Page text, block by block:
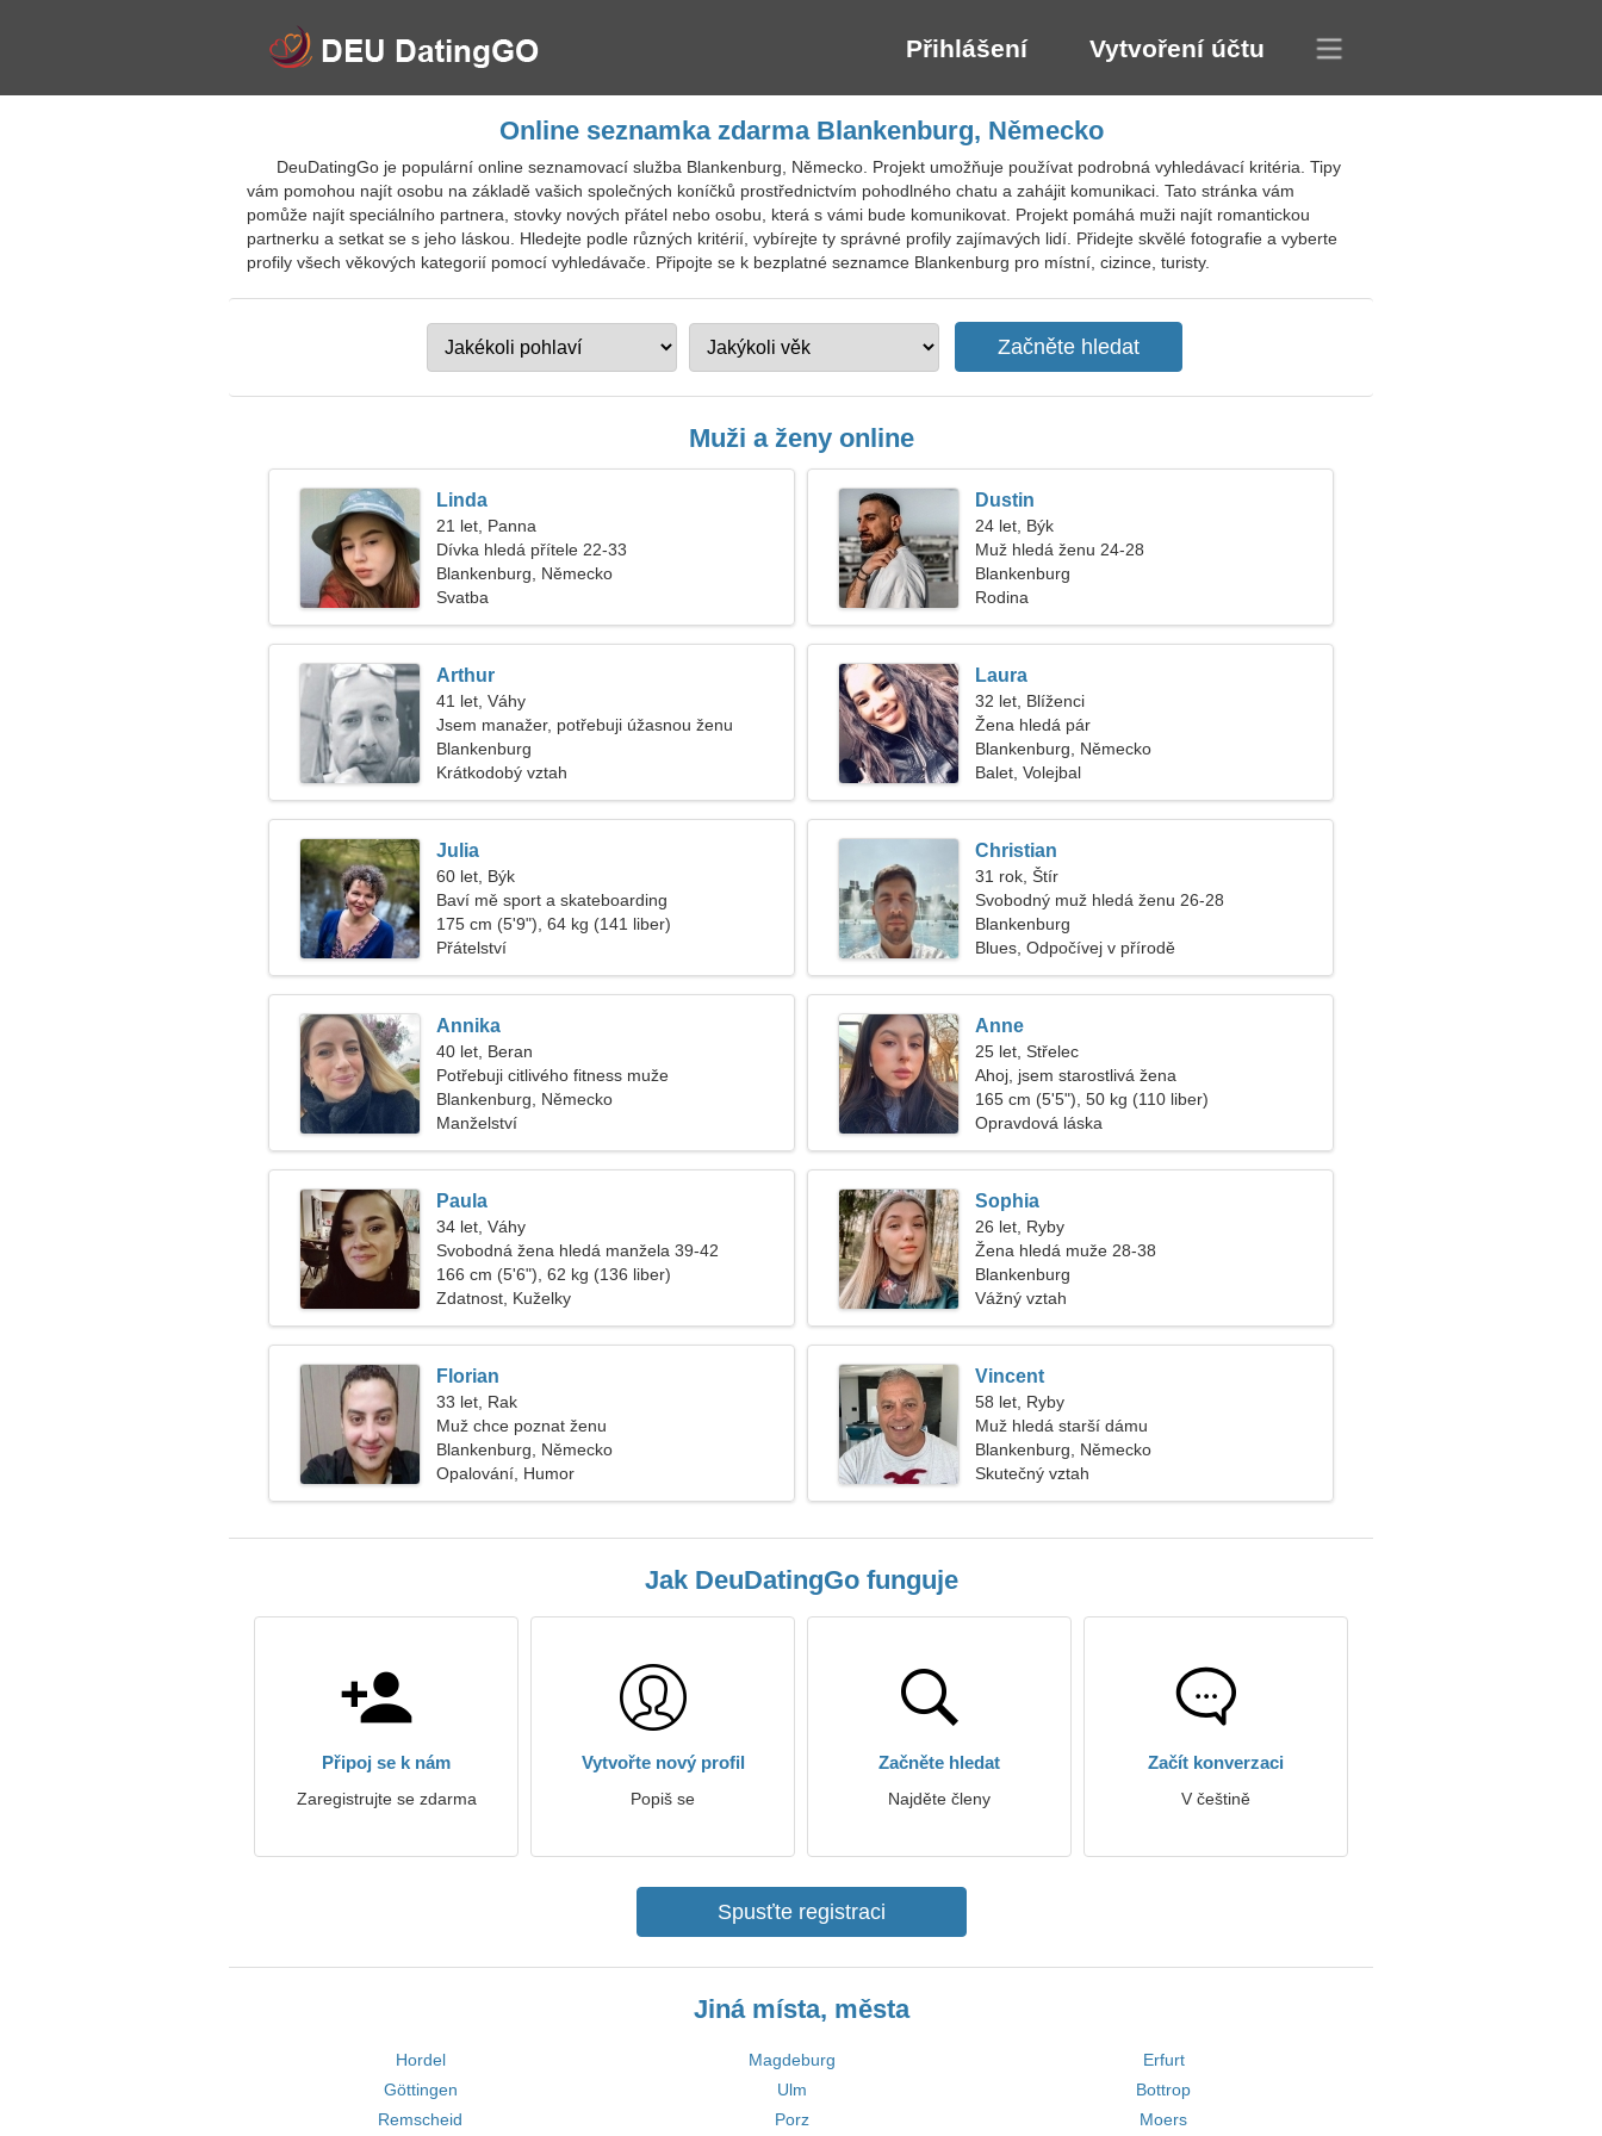
Přihlášení Vytvoření účtu
Online seznamka zdarma Blankenburg, Německo
DeuDatingGo je populární online seznamovací služba Blankenburg, Německo. Projekt umožňuje používat podrobná vyhledávací kritéria. Tipy
vám pomohou najít osobu na základě vašich společných koníčků prostřednictvím pohodlného chatu a zahájit komunikaci. Tato stránka vám
pomůže najít speciálního partnera, stovky nových přátel nebo osobu, která s vámi bude komunikovat. Projekt pomáhá muži najít romantickou
partnerku a setkat se s jeho láskou. Hledejte podle různých kritérií, vybírejte ty správné profily zajímavých lidí. Přidejte skvělé fotografie a vyberte
profily všech věkových kategorií pomocí vyhledávače. Připojte se k bezplatné seznamce Blankenburg pro místní, cizince, turisty.
Muži a ženy online
Linda
21 let, Panna
Dívka hledá přítele 22-33
Blankenburg, Německo
Svatba
Dustin
24 let, Býk
Muž hledá ženu 24-28
Blankenburg
Rodina
Arthur
41 let, Váhy
Jsem manažer, potřebuji úžasnou ženu
Blankenburg
Krátkodobý vztah
Laura
32 let, Blíženci
Žena hledá pár
Blankenburg, Německo
Balet, Volejbal
Julia
60 let, Býk
Baví mě sport a skateboarding
175 cm (5'9"), 64 kg (141 liber)
Přátelství
Christian
31 rok, Štír
Svobodný muž hledá ženu 26-28
Blankenburg
Blues, Odpočívej v přírodě
Annika
40 let, Beran
Potřebuji citlivého fitness muže
Blankenburg, Německo
Manželství
Anne
25 let, Střelec
Ahoj, jsem starostlivá žena
165 cm (5'5"), 50 kg (110 liber)
Opravdová láska
Paula
34 let, Váhy
Svobodná žena hledá manžela 39-42
166 cm (5'6"), 62 kg (136 liber)
Zdatnost, Kuželky
Sophia
26 let, Ryby
Žena hledá muže 28-38
Blankenburg
Vážný vztah
Florian
33 let, Rak
Muž chce poznat ženu
Blankenburg, Německo
Opalování, Humor
Vincent
58 let, Ryby
Muž hledá starší dámu
Blankenburg, Německo
Skutečný vztah
Jak DeuDatingGo funguje
Připoj se k nám
Zaregistrujte se zdarma
Vytvořte nový profil
Popiš se
Začněte hledat
Najděte členy
Začít konverzaci
V češtině
Spusťte registraci
Jiná místa, města
Hordel Magdeburg
Erfurt
Göttingen
Ulm
Bottrop
Remscheid
Porz Moers